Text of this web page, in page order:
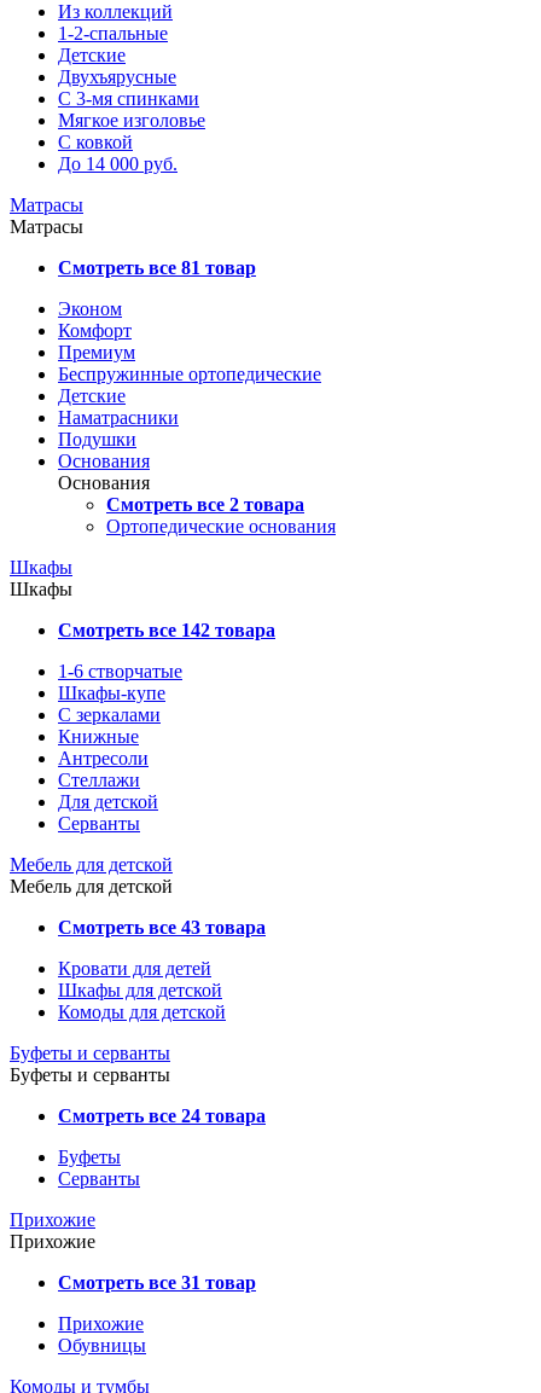
Из коллекций
1-2-спальные
Детские
Двухъярусные
С 3-мя спинками
Мягкое изголовье
С ковкой
До 14 000 руб.
Матрасы
Матрасы
Смотреть все 81 товар
Эконом
Комфорт
Премиум
Беспружинные ортопедические
Детские
Наматрасники
Подушки
Основания
Основания
Смотреть все 2 товара
Ортопедические основания
Шкафы
Шкафы
Смотреть все 142 товара
1-6 створчатые
Шкафы-купе
С зеркалами
Книжные
Антресоли
Стеллажи
Для детской
Серванты
Мебель для детской
Мебель для детской
Смотреть все 43 товара
Кровати для детей
Шкафы для детской
Комоды для детской
Буфеты и серванты
Буфеты и серванты
Смотреть все 24 товара
Буфеты
Серванты
Прихожие
Прихожие
Смотреть все 31 товар
Прихожие
Обувницы
Комоды и тумбы